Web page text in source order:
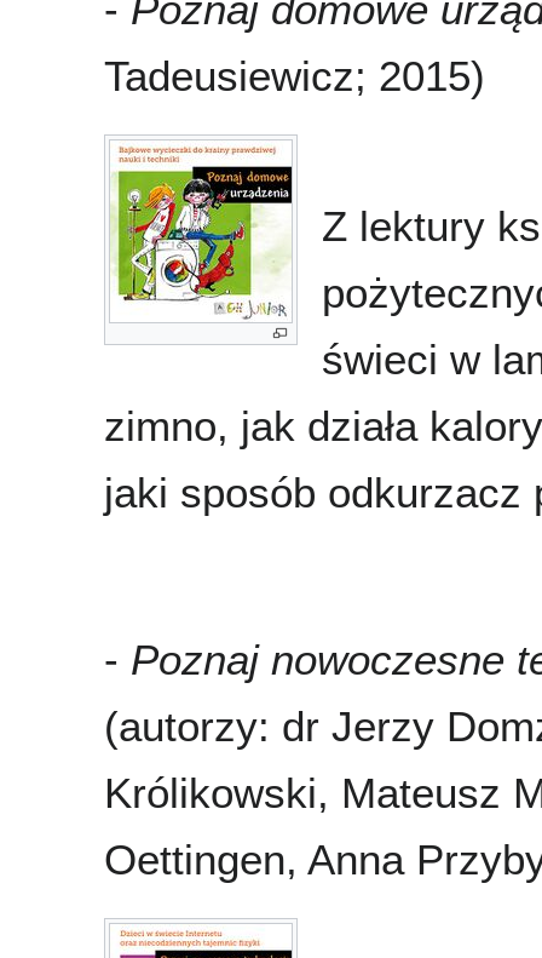
Tadeusiewicz; 2015)
Z lektury
świeci w
zimno, jak działa
jaki sposób odkurzacz
- Poznaj nowoczesne
(autorzy: dr Jerzy
Królikowski, Mateusz
Oettingen, Anna